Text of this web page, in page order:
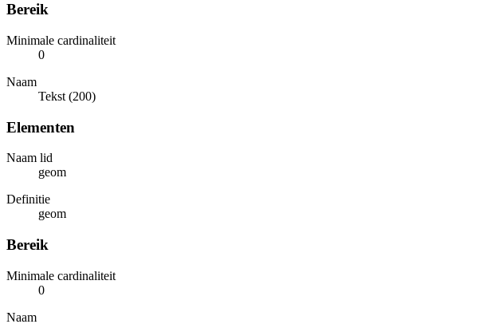
Bereik
Minimale cardinaliteit
0
Naam
Tekst (200)
Elementen
Naam lid
geom
Definitie
geom
Bereik
Minimale cardinaliteit
0
Naam